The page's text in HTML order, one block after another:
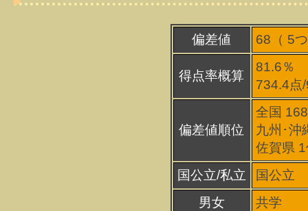
偏差値 68（ 5
得点率概算
81.6％
734.4点
偏差値順位
全国
九州･沖
佐賀県
国公立/私立
国公立
男女
共学